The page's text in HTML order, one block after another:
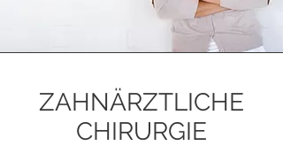
ZAHN­ÄRZT­LI­CHE
CHIR­UR­GIE